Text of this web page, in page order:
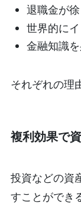
退職金が
世界的に
金融知識
それぞれの理
複利効果で
投資などの資
すことができ